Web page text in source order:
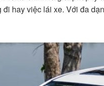
hay việc lái xe. Với đa